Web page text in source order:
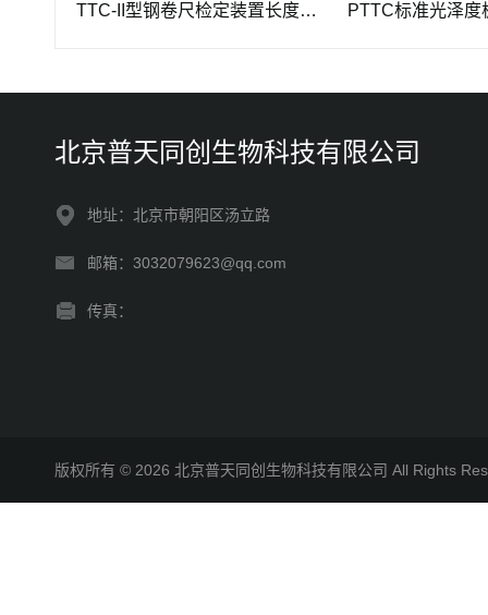
PTTC-II型钢卷尺检定装置长度计量仪器 PTTC标准光泽度板-光
北京普天同创生物科技有限公司
地址：北京市朝阳区汤立路
邮箱：3032079623@qq.com
传真：
版权所有 © 2026 北京普天同创生物科技有限公司 All Rights